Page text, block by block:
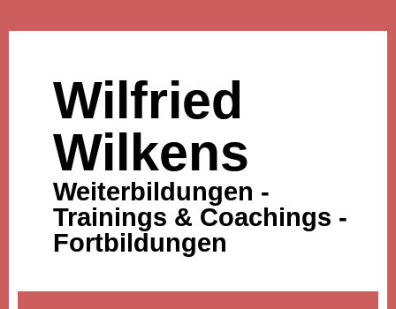
Wilfried
Wilkens
Weiterbildungen -
Trainings & Coachings -
Fortbildungen